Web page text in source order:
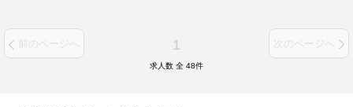
前のページへ 1 次のページへ
求人数 全 48件